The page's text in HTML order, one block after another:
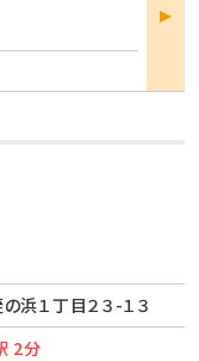
部屋
詳細
浜１丁目２３-１３
2分